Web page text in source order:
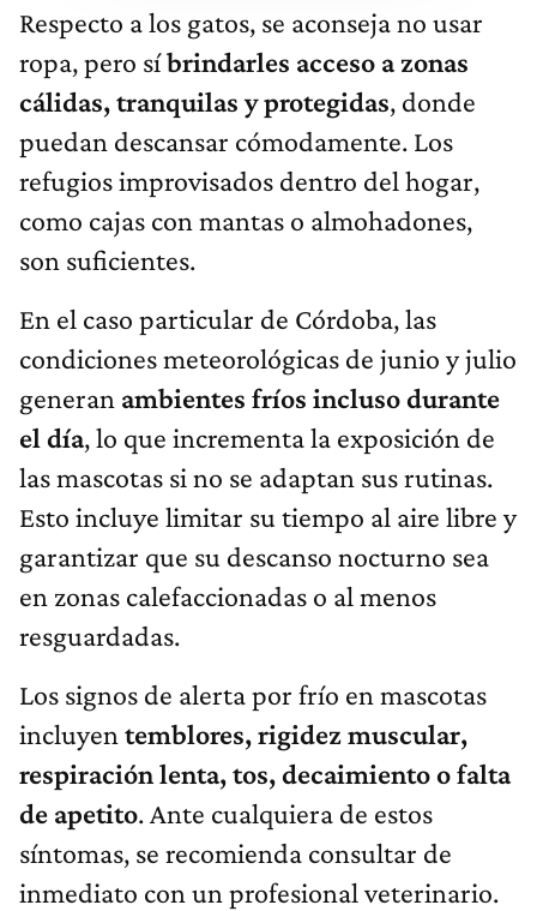
Respecto a los gatos, se aconseja no usar
ropa, pero síbrindarles acceso a zonas
cálidas, tranquilas y protegidas, donde
puedan descansar cómodamente. Los
refugios improvisados dentro del hogar,
como cajas con mantas o almohadones,
son suficientes.
En el caso particular de Córdoba, las
condiciones meteorológicas de junio y julio
generan ambientes fríos incluso durante
el día, lo que incrementa la exposición de
las mascotas si no se adaptan sus rutinas.
Esto incluye limitar su tiempo al aire libre y
garantizar que su descanso nocturno sea
en zonas calefaccionadas o al menos
resguardadas.
Los signos de alerta por frío en mascotas
incluyen temblores, rigidez muscular,
respiración lenta, tos, decaimiento o falta
de apetito. Ante cualquiera de estos
síntomas, se recomienda consultar de
inmediato con un profesional veterinario.